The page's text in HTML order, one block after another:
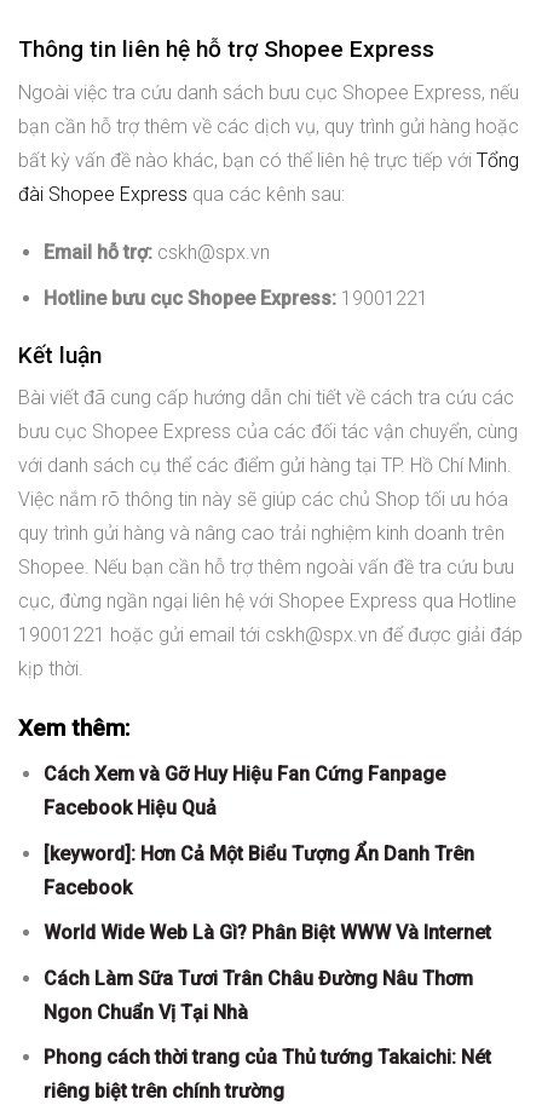
Thông tin liên hệ hỗ trợ Shopee Express
Ngoài việc tra cứu danh sách bưu cục Shopee Express, nếu
bạn cần hỗ trợ thêm về các dịch vụ, quy trình gửi hàng hoặc
bất kỳ vấn đề nào khác, bạn có thể liên hệ trực tiếp với Tổng
đài Shopee Express qua các kênh sau:
Email hỗ trợ: cskh@spx.vn
Hotline bưu cục Shopee Express:19001221
Kết luận
Bài viết đã cung cấp hướng dẫn chi tiết về cách tra cứu các
bưu cục Shopee Express của các đối tác vận chuyển, cùng
với danh sách cụ thể các điểm gửi hàng tại TP. Hồ Chí Minh.
Việc nắm rõ thông tin này sẽ giúp các chủ Shop tối ưu hóa
quy trình gửi hàng và nâng cao trải nghiệm kinh doanh trên
Shopee. Nếu bạn cần hỗ trợ thêm ngoài vấn đề tra cứu bưu
cục, đừng ngần ngại liên hệ với Shopee Express qua Hotline
19001221 hoặc gửi email tới cskh@spx.vn để được giải đáp
kịp thời.
Xem thêm:
Cách Xem và Gỡ Huy Hiệu Fan Cứng Fanpage
Facebook Hiệu Quả
[keyword]: Hơn Cả Một Biểu Tượng Ẩn Danh Trên
Facebook
World Wide Web Là Gì? Phân Biệt WWW Và Internet
Cách Làm Sữa Tươi Trân Châu Đường Nâu Thơm
Ngon Chuẩn Vị Tại Nhà
Phong cách thời trang của Thủ tướng Takaichi: Nét
riêng biệt trên chính trường